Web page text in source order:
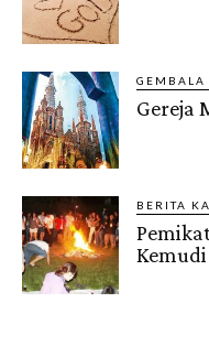
GEMBALA
Gereja
BERITA
Kemudi
Gendis.ID